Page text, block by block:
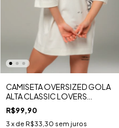
CAMISETA OVERSIZED GOLA
ALTA CLASSIC LOVERS
VALENTINE'S DAY MALHA GOLD
MALHA GOLD
R$99,90
3 x de R$33,30 sem juros